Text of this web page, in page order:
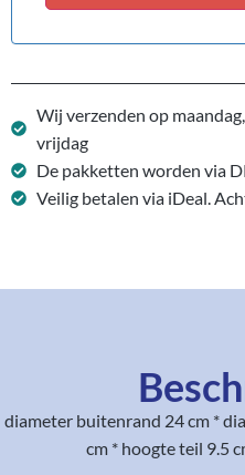
Wij verzenden op
vrijdag
De pakketten worden via
Veilig betalen via iDeal.
diameter buitenrand 24 cm *
cm * hoogte teil 9.5